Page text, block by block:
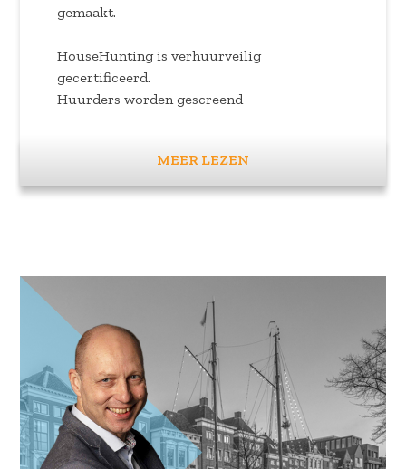
gemaakt.
HouseHunting is verhuurveilig
gecertificeerd.
Huurders worden gescreend
MEER LEZEN